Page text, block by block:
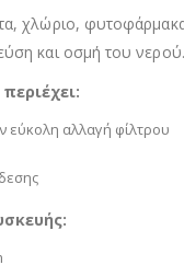
χλώριο,
και οσμή του νερού.
εύκολη αλλαγή φίλτρου